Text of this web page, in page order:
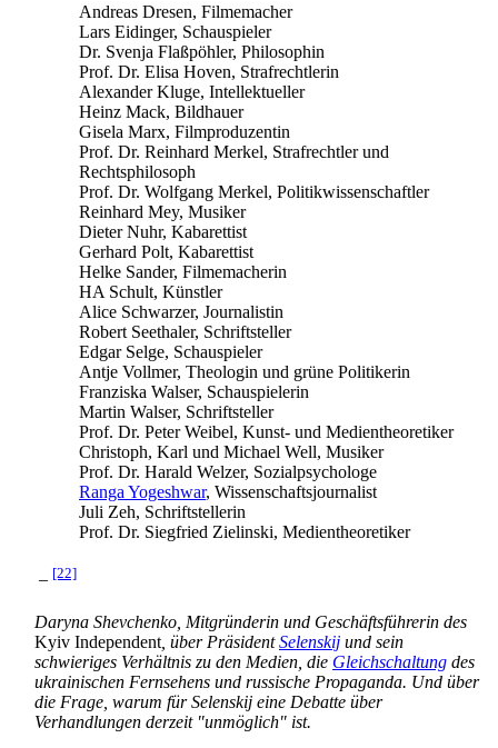
Andreas Dresen, Filmemacher
Lars Eidinger, Schauspieler
Dr. Svenja Flaßpöhler, Philosophin
Prof. Dr. Elisa Hoven, Strafrechtlerin
Alexander Kluge, Intellektueller
Heinz Mack, Bildhauer
Gisela Marx, Filmproduzentin
Prof. Dr. Reinhard Merkel, Strafrechtler und
Rechtsphilosoph
Prof. Dr. Wolfgang Merkel, Politikwissenschaftler
Reinhard Mey, Musiker
Dieter Nuhr, Kabarettist
Gerhard Polt, Kabarettist
Helke Sander, Filmemacherin
HA Schult, Künstler
Alice Schwarzer, Journalistin
Robert Seethaler, Schriftsteller
Edgar Selge, Schauspieler
Antje Vollmer, Theologin und grüne Politikerin
Franziska Walser, Schauspielerin
Martin Walser, Schriftsteller
Prof. Dr. Peter Weibel, Kunst- und Medientheoretiker
Christoph, Karl und Michael Well, Musiker
Prof. Dr. Harald Welzer, Sozialpsychologe
Ranga Yogeshwar, Wissenschaftsjournalist
Juli Zeh, Schriftstellerin
Prof. Dr. Siegfried Zielinski, Medientheoretiker
– [22]
Daryna Shevchenko, Mitgründerin und Geschäftsführerin des
Kyiv Independent , über PräsidentSelenskij und sein
schwieriges Verhältnis zu den Medien, die Gleichschaltung des
ukrainischen Fernsehens und russische Propaganda. Und über
die Frage, warum für Selenskij eine Debatte über
Verhandlungen derzeit "unmöglich" ist.